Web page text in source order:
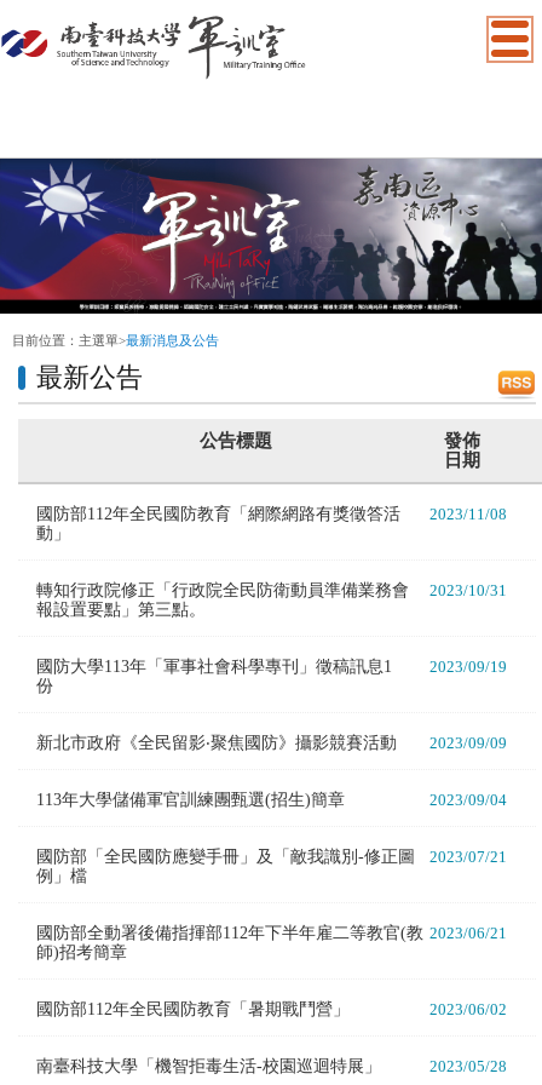
目前位置： 主選單>最新消息及公告
最新公告
公告標題
發佈
日期
國防部112年全民國防教育「網際網路有獎徵答活
動」
2023/11/08
轉知行政院修正「行政院全民防衛動員準備業務會
報設置要點」第三點。
2023/10/31
國防大學113年「軍事社會科學專刊」徵稿訊息1
份
2023/09/19
新北市政府《全民留影‧聚焦國防》攝影競賽活動 2023/09/09
113年大學儲備軍官訓練團甄選(招生)簡章 2023/09/04
國防部「全民國防應變手冊」及「敵我識別-修正圖
例」檔
2023/07/21
國防部全動署後備指揮部112年下半年雇二等教官(教
師)招考簡章
2023/06/21
國防部112年全民國防教育「暑期戰鬥營」 2023/06/02
南臺科技大學「機智拒毒生活-校園巡迴特展」 2023/05/28